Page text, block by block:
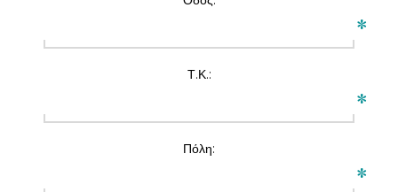
*
Τ.Κ.:
*
Πόλη:
*